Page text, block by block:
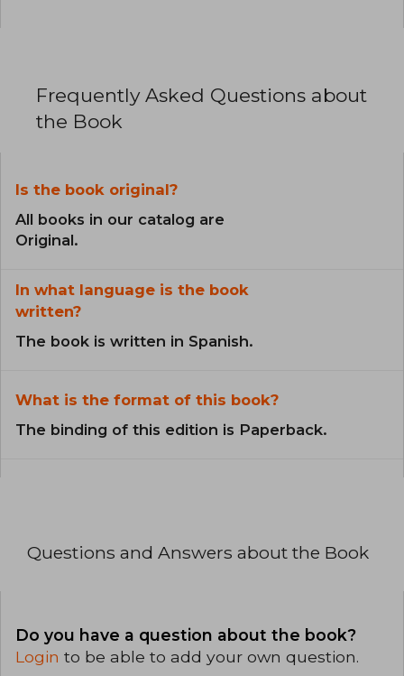
Frequently Asked Questions about
the Book
Is the book original?
All books in our catalog are
Original.
In what language is the book
written?
The book is written in Spanish.
What is the format of this book?
The binding of this edition is Paperback.
Questions and Answers about the Book
Do you have a question about the book?
Login to be able to add your own question.